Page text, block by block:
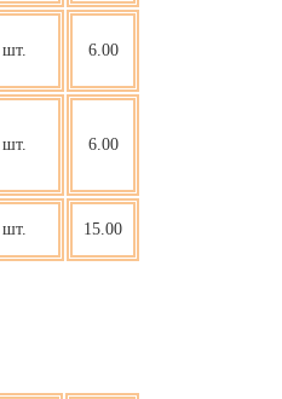
шт. 6.00
шт. 6.00
шт. 15.00